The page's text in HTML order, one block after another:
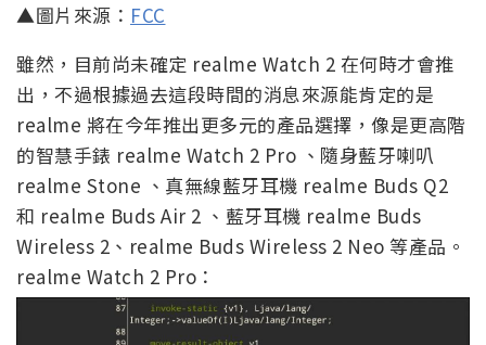
▲圖片來源： FCC
雖然，目前尚未確定 realme Watch 2 在何時才會推
出，不過根據過去這段時間的消息來源能肯定的是
realme 將在今年推出更多元的產品選擇，像是更高階
的智慧手錶 realme Watch 2 Pro 、隨身藍牙喇叭
realme Stone 、真無線藍牙耳機 realme Buds Q2
和 realme Buds Air 2 、藍牙耳機 realme Buds
Wireless 2、realme Buds Wireless 2 Neo 等產品。
realme Watch 2 Pro：